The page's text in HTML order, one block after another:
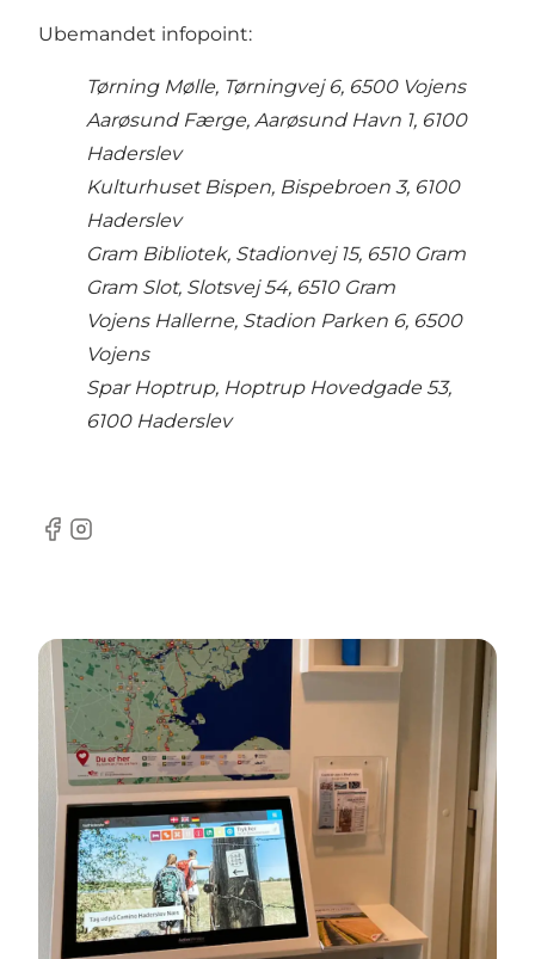
Ubemandet infopoint:
Tørning Mølle, Tørningvej 6, 6500 Vojens
Aarøsund Færge, Aarøsund Havn 1, 6100
Haderslev
Kulturhuset Bispen, Bispebroen 3, 6100
Haderslev
Gram Bibliotek, Stadionvej 15, 6510 Gram
Gram Slot, Slotsvej 54, 6510 Gram
Vojens Hallerne, Stadion Parken 6, 6500
Vojens
Spar Hoptrup, Hoptrup Hovedgade 53,
6100 Haderslev
Facebook
Instagram